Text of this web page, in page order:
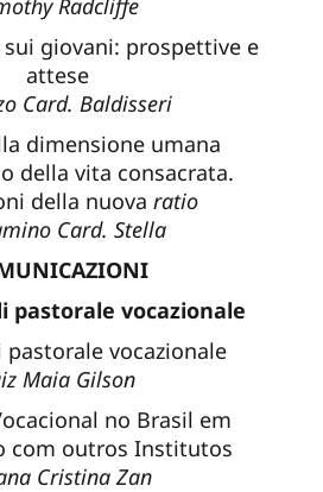
giovani: prospettive e
attese
Card. Baldisseri
dimensione umana
della vita consacrata.
della nuova ratio
Card. Stella
pastorale vocazionale
vocazionale
Maia Gilson
no Brasil em
com outros Institutos
Cristina Zan